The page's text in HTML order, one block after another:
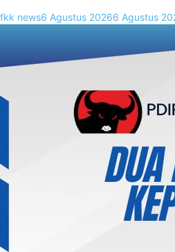
fkk news6 Agustus 20266 Agustus